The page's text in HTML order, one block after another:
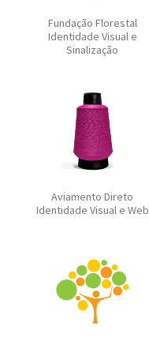
Fundação Florestal
Identidade Visual e
Sinalização
Aviamento Direto
Identidade Visual e Web